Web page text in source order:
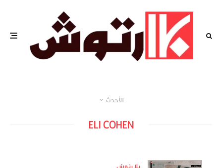
الأحدث
ELI COHEN